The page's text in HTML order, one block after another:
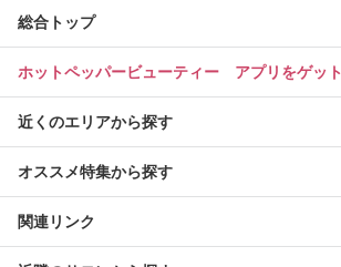
総合トップ
ホットペッパービューティー アプリをゲット
近くのエリアから探す
オススメ特集から探す
関連リンク